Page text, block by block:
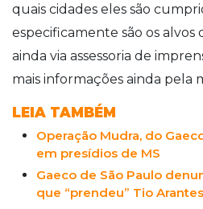
quais cidades eles são
especificamente são os alvos
ainda via assessoria de
mais informações ainda pela
LEIA TAMBÉM
Operação Mudra, do
em presídios de MS
Gaeco de São Paulo
que “prendeu” Tio Arantes